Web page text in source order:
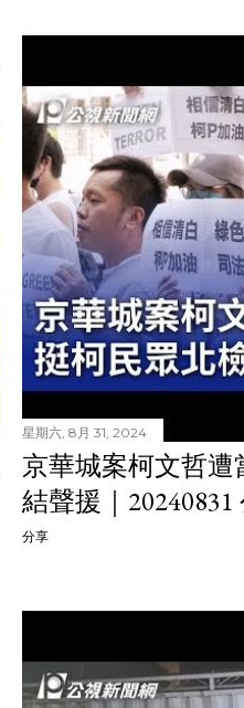
星期六, 8月 31, 2024
京華城案柯文哲
結聲援｜
分享